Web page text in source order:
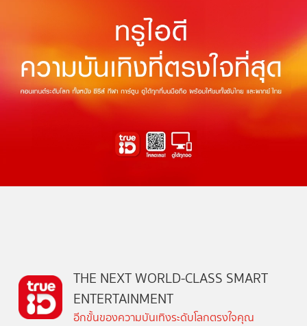
THE NEXT WORLD-CLASS SMART
ENTERTAINMENT
อีกขั้นของความบันเทิงระดับโลกตรงใจคุณ